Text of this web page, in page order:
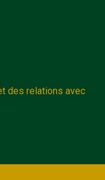
des relations avec